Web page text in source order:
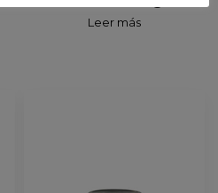
Leer más